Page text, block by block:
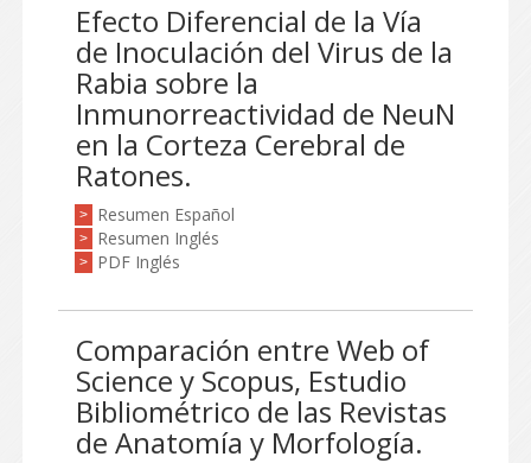
Efecto Diferencial de la Vía
de Inoculación del Virus de la
Rabia sobre la
Inmunorreactividad de NeuN
en la Corteza Cerebral de
Ratones.
> Resumen Español
> Resumen Inglés
> PDF Inglés
Comparación entre Web of
Science y Scopus, Estudio
Bibliométrico de las Revistas
de Anatomía y Morfología.